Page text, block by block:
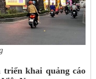
triển khai quảng cáo